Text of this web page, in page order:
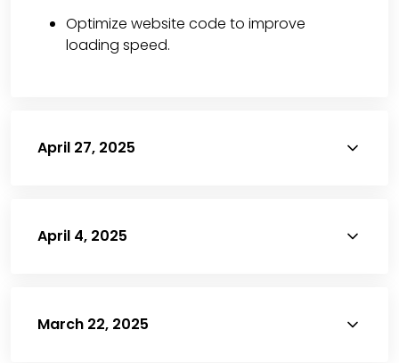
Optimize website code to improve
loading speed.
April 27, 2025
April 4, 2025
March 22, 2025